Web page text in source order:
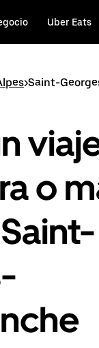
Uber Eats
>Saint-
o